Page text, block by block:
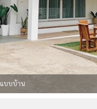
แบบบ้าน